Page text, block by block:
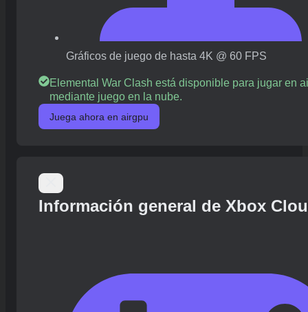
Gráficos de juego de hasta 4K @ 60 FPS
Elemental War Clash está disponible para jugar en
mediante juego en la nube.
Juega ahora en airgpu
Información general de Xbox